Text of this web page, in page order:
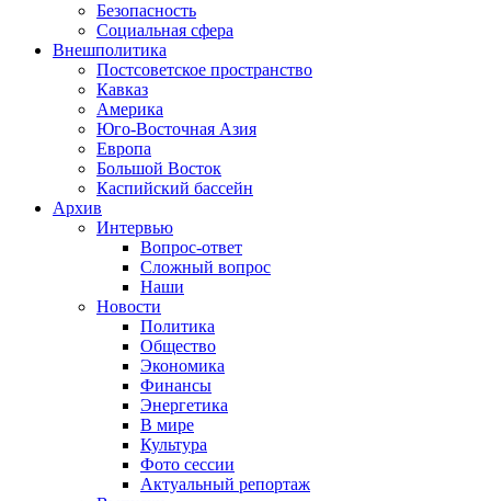
Безопасность
Социальная сфера
Внешполитика
Постсоветское пространство
Кавказ
Америка
Юго-Восточная Азия
Европа
Большой Восток
Каспийский бассейн
Архив
Интервью
Вопрос-ответ
Сложный вопрос
Наши
Новости
Политика
Общество
Экономика
Финансы
Энергетика
В мире
Культура
Фото сессии
Актуальный репортаж